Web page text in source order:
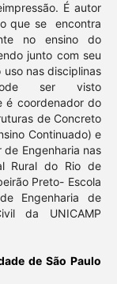
É autor
que se encontra
no ensino do
junto com seu
nas disciplinas
ser visto
é coordenador do
de Concreto
Continuado) e
de Engenharia nas
Rural do Rio de
Preto- Escola
Engenharia de
da UNICAMP
de São Paulo